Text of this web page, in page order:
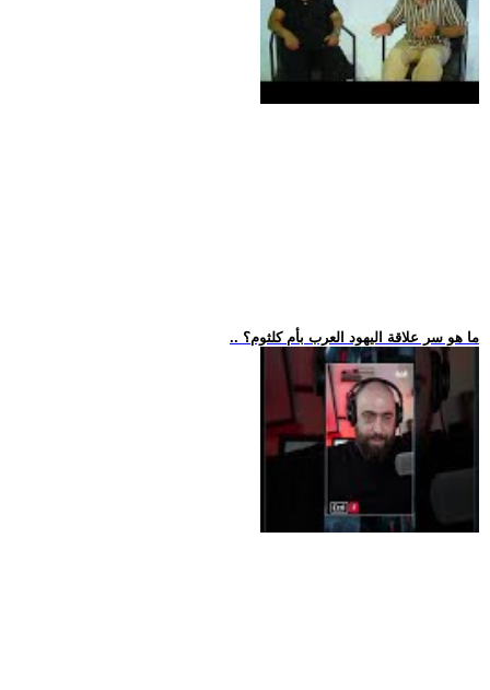
.. ما هو سر علاقة اليهود العرب بأم كلثوم؟